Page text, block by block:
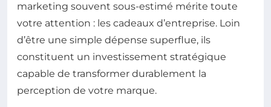
marketing souvent sous-estimé mérite toute
votre attention : les cadeaux d’entreprise. Loin
d’être une simple dépense superflue, ils
constituent un investissement stratégique
capable de transformer durablement la
perception de votre marque.